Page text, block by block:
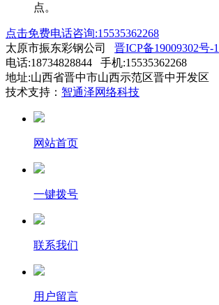
点。
点击免费电话咨询:15535362268
太原市振东彩钢公司 晋ICP备19009302号-1
电话:18734828844 手机:15535362268
地址:山西省晋中市山西示范区晋中开发区
技术支持： 智通泽网络科技
网站首页
一键拨号
联系我们
用户留言